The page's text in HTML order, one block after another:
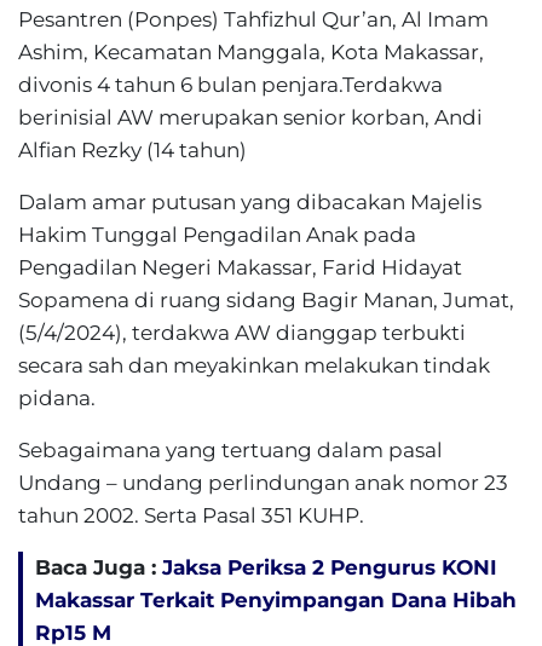
Pesantren (Ponpes) Tahfizhul Qur’an, Al Imam
Ashim, Kecamatan Manggala, Kota Makassar,
divonis 4 tahun 6 bulan penjara.Terdakwa
berinisial AW merupakan senior korban, Andi
Alfian Rezky (14 tahun)
Dalam amar putusan yang dibacakan Majelis
Hakim Tunggal Pengadilan Anak pada
Pengadilan Negeri Makassar, Farid Hidayat
Sopamena di ruang sidang Bagir Manan, Jumat,
(5/4/2024), terdakwa AW dianggap terbukti
secara sah dan meyakinkan melakukan tindak
pidana.
Sebagaimana yang tertuang dalam pasal
Undang – undang perlindungan anak nomor 23
tahun 2002. Serta Pasal 351 KUHP.
Baca Juga : Jaksa Periksa 2 Pengurus KONI
Makassar Terkait Penyimpangan Dana Hibah
Rp15 M